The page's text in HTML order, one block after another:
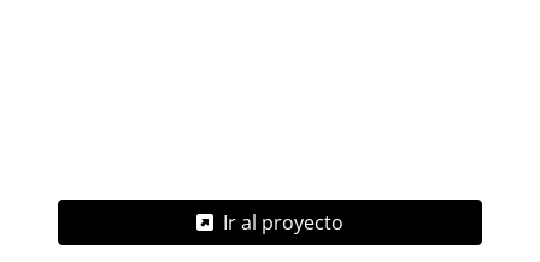
Ir al proyecto